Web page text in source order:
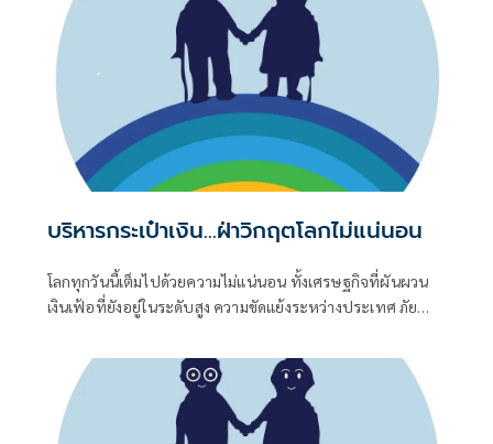
บริหารกระเป๋าเงิน...ฝ่าวิกฤตโลกไม่แน่นอน
โลกทุกวันนี้เต็มไปด้วยความไม่แน่นอน ทั้งเศรษฐกิจที่ผันผวน
เงินเฟ้อที่ยังอยู่ในระดับสูง ความขัดแย้งระหว่างประเทศ ภัย
เหล่านี้ล้วนส่งผลต่อค่าครองชีพและมูลค่าของเงินออม โดย
เฉพาะคนวัยเกษียณที่ไม่มีรายได้ประจำเหมือนในช่วงวัยทำงาน